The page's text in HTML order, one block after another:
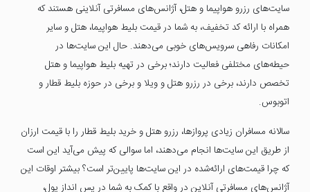
سایت‌های رزرو هواپیما و هتل، آژانس‌های مسافرتی آنلاینی هستند که
همراه با ارائه کد تخفیف، به شما در قیمت بلیط هواپیما، هتل و سایر
امکانات رفاهی سرویس‌های خوبی می‌دهند. حال این سایت‌ها در
حیطه‌های مختلفی فعالیت دارند؛ برخی در تهیه بلیط هواپیما و هتل
تخصص دارند، برخی در رزرو هتل‌ و ویلا و برخی در حوزه بلیط قطار و
اتوبوس.
سالانه مسافران زیادی پروازها، رزرو هتل و خرید بلیط قطار را با قیمت ارزان
از طریق این سایت‌ها انجام می‌دهند، اما سوالی که پیش می‌آید این است
که چرا قیمت‌های ارائه‌شده در این سایت‌ها پایین‌تر است؟ بیشتر اوقات این
آژانس‌های مسافرتی آنلاین در واقع با کمک به شما در پس انداز پول،